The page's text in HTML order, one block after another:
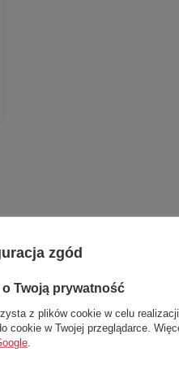
zgód
o Twoją prywatność
z plików cookie w celu realizacji
cookie w Twojej przeglądarce.